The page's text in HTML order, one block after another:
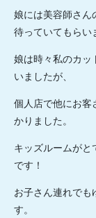
娘には美容師さん
待っていてもらい
娘は時々私のカッ
いましたが、
個人店で他にお客
かりました。
キッズルームがと
です！
お子さん連れでも
す。